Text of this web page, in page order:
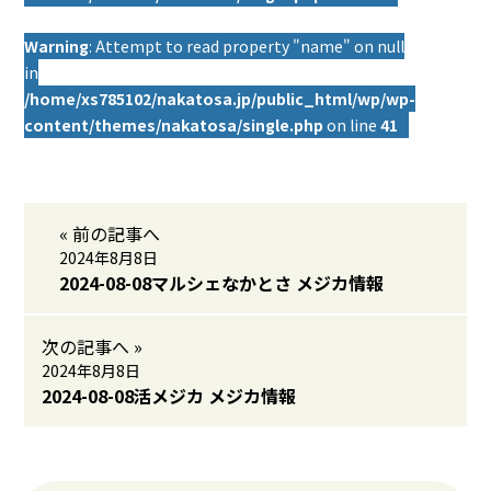
Warning: Attempt to read property "name" on null
in
/home/xs785102/nakatosa.jp/public_html/wp/wp-
content/themes/nakatosa/single.php on line41
« 前の記事へ
2024年8月8日
2024-08-08マルシェなかとさ メジカ情報
次の記事へ »
2024年8月8日
2024-08-08活メジカ メジカ情報